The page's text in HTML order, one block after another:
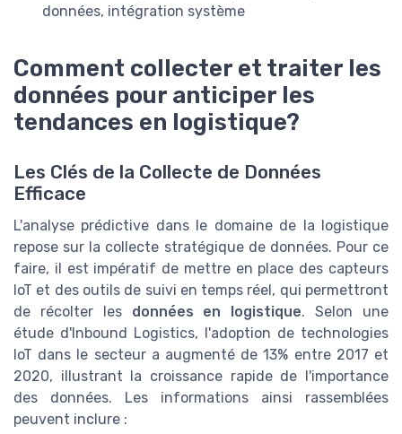
données, intégration système
Comment collecter et traiter les
données pour anticiper les
tendances en logistique?
Les Clés de la Collecte de Données
Efficace
L'analyse prédictive dans le domaine de la logistique
repose sur la collecte stratégique de données. Pour ce
faire, il est impératif de mettre en place des capteurs
IoT et des outils de suivi en temps réel, qui permettront
de récolter les données en logistique. Selon une
étude d'Inbound Logistics, l'adoption de technologies
IoT dans le secteur a augmenté de 13% entre 2017 et
2020, illustrant la croissance rapide de l'importance
des données. Les informations ainsi rassemblées
peuvent inclure :